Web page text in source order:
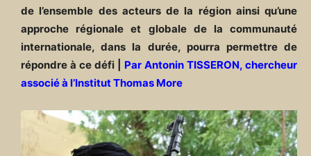
de l’ensemble des acteurs de la région ainsi qu’une
approche régionale et globale de la communauté
internationale, dans la durée, pourra permettre de
répondre à ce défi | Par Antonin TISSERON, chercheur
associé à l’Institut Thomas More